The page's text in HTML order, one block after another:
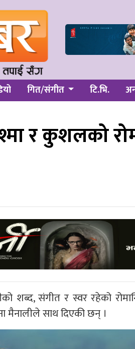
गित/संगीत टि.भि.
र कुशलको
शब्द, संगीत र स्वर रहेको
मैनालीले साथ दिएकी छन् ।